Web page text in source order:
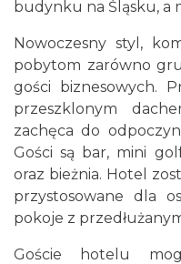
budynku na Śląsku, a
Nowoczesny styl,
pobytom zarówno
gości biznesowych.
przeszklonym
zachęca do
Gości są bar, mini
oraz bieżnia. Hotel
przystosowane dla
pokoje z
Goście hotelu